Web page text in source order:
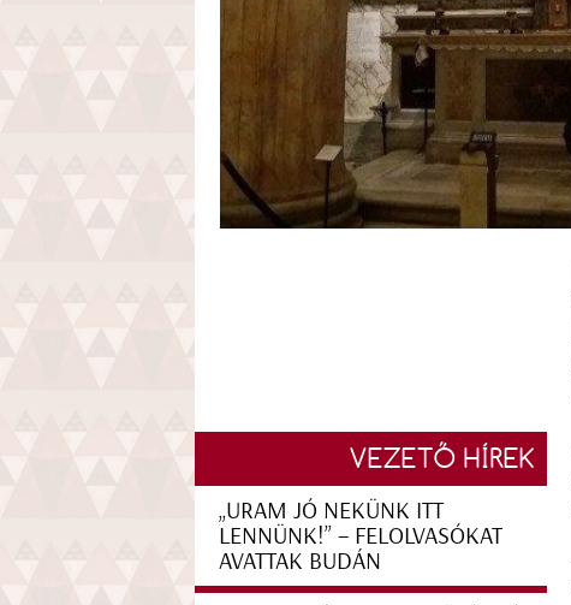
VEZETŐ HÍREK
„URAM JÓ NEKÜNK ITT
LENNÜNK!” – FELOLVASÓKAT
AVATTAK BUDÁN